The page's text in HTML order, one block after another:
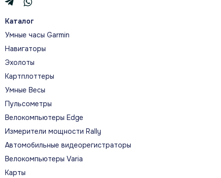
Сменный ремешок меняет посадку и
внешний вид совместимых часов Garmin без
Совместимость
Заявленная совместимость: Garmin Venu X1,
ширина 24 мм. Для старых и новых
поколений с похожим названием разъёмы
или крепления могут отличаться.
Каталог
Умные часы Garmin
Навигаторы
Эхолоты
Картплоттеры
Умные Весы
Пульсометры
Велокомпьютеры Edge
Измерители мощности Rally
Автомобильные видеорегистраторы
Велокомпьютеры Varia
Карты